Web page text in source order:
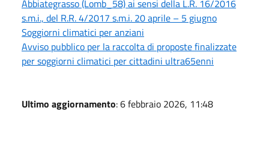
Abbiategrasso (Lomb_58) ai sensi della L.R. 16/2016
s.m.i., del R.R. 4/2017 s.m.i. 20 aprile – 5 giugno
Soggiorni climatici per anziani
Avviso pubblico per la raccolta di proposte finalizzate
per soggiorni climatici per cittadini ultra65enni
Ultimo aggiornamento: 6 febbraio 2026, 11:48